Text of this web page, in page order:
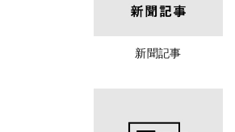
新聞記事